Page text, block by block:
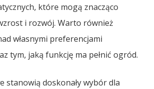
które mogą znacząco
i rozwój. Warto również
własnymi preferencjami
tym, jaką funkcję ma pełnić ogród.
stanowią doskonały wybór dla